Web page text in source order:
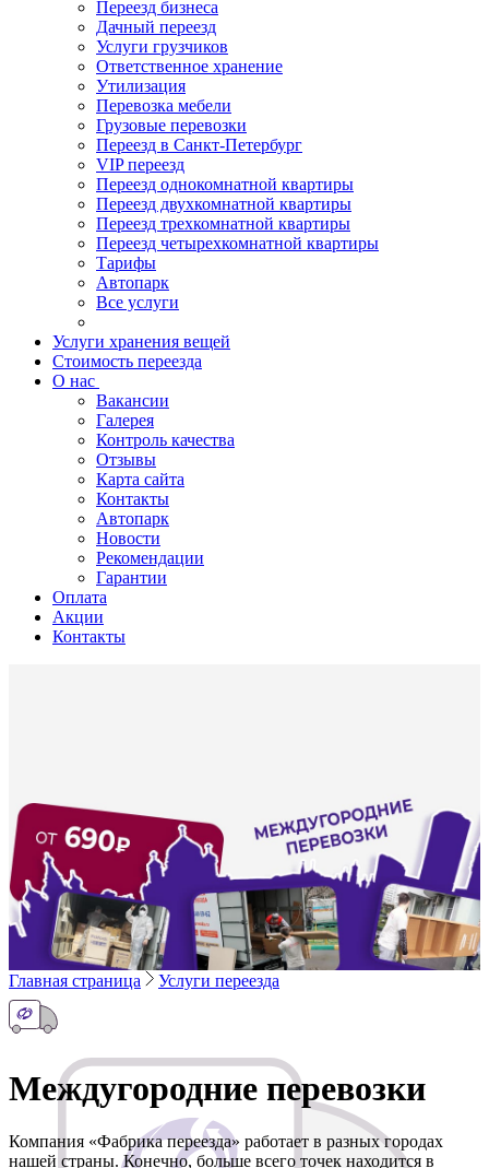
Переезд бизнеса
Дачный переезд
Услуги грузчиков
Ответственное хранение
Утилизация
Перевозка мебели
Грузовые перевозки
Переезд в Санкт-Петербург
VIP переезд
Переезд однокомнатной квартиры
Переезд двухкомнатной квартиры
Переезд трехкомнатной квартиры
Переезд четырехкомнатной квартиры
Тарифы
Автопарк
Все услуги
Услуги хранения вещей
Стоимость переезда
О нас
Вакансии
Галерея
Контроль качества
Отзывы
Карта сайта
Контакты
Автопарк
Новости
Рекомендации
Гарантии
Оплата
Акции
Контакты
Главная страница Услуги переезда
Междугородние перевозки
Компания «Фабрика переезда» работает в разных городах
нашей страны. Конечно, больше всего точек находится в